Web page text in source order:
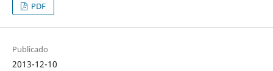
PDF
Publicado
2013-12-10